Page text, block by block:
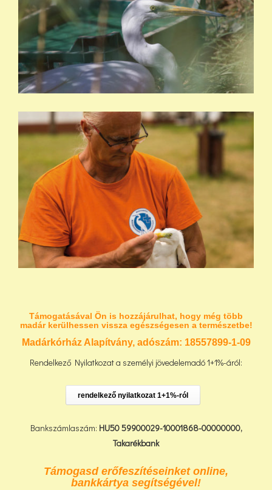
Támogatásával Ön is hozzájárulhat, hogy még több
madár kerülhessen vissza egészségesen a természetbe!
Madárkórház Alapítvány, adószám: 18557899-1-09
Rendelkező Nyilatkozat a személyi jövedelemadó 1+1%-áról:
rendelkező nyilatkozat 1+1%-ról
Bankszámlaszám: HU50 59900029-10001868-00000000,
Takarékbank
Támogasd erőfeszítéseinket online,
bankkártya segítségével!